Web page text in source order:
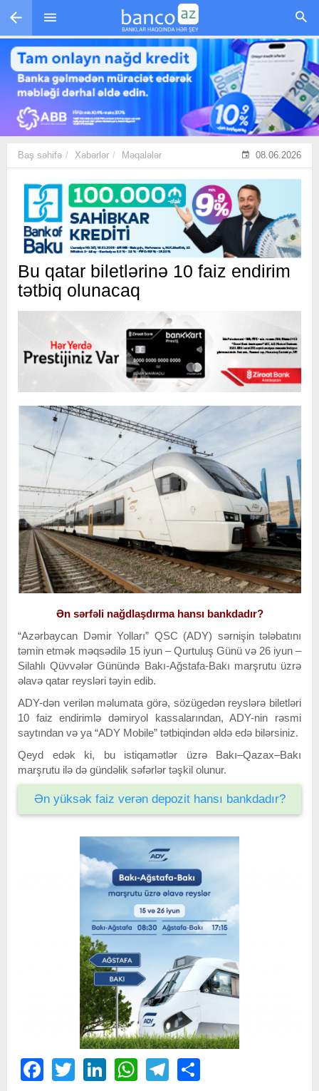
Skip to main content
Baş səhifə Xəbərlər Məqalələr 08.06.2026
Bu qatar biletlərinə 10 faiz endirim
tətbiq olunacaq
Ən sərfəli nağdlaşdırma hansı bankdadır?
“Azərbaycan Dəmir Yolları” QSC (ADY) sərnişin tələbatını
təmin etmək məqsədilə 15 iyun – Qurtuluş Günü və 26 iyun –
Silahlı Qüvvələr Günündə Bakı-Ağstafa-Bakı marşrutu üzrə
əlavə qatar reysləri təyin edib.
ADY-dən verilən məlumata görə, sözügedən reyslərə biletləri
10 faiz endirimlə dəmiryol kassalarından, ADY-nin rəsmi
saytından və ya “ADY Mobile” tətbiqindən əldə edə bilərsiniz.
Qeyd edək ki, bu istiqamətlər üzrə Bakı–Qazax–Bakı
marşrutu ilə də gündəlik səfərlər təşkil olunur.
Ən yüksək faiz verən depozit hansı bankdadır?
FacebookTwitter LinkedIn WhatsAppTelegram